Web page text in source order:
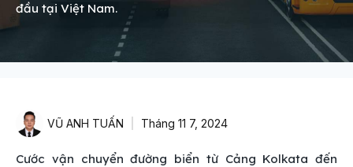
đầu tại Việt Nam.
VŨ ANH TUẤN Tháng 11 7, 2024
Cước vận chuyển đường biển từ Cảng Kolkata đến